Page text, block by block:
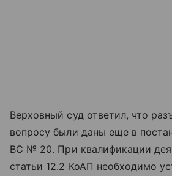
Верховный суд ответил, что
вопросу были даны еще в
ВС № 20. При квалификации
статьи 12.2 КоАП необходимо